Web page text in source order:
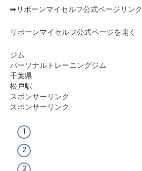
➡リボーンマイセルフ公式ページリンク
リボーンマイセルフ公式ページを開く
ジム
パーソナルトレーニングジム
千葉県
松戸駅
スポンサーリンク
スポンサーリンク